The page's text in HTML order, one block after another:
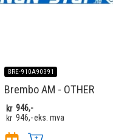
BRE-910A90391
Brembo AM - OTHER
kr 946,-
kr 946,-eks. mva